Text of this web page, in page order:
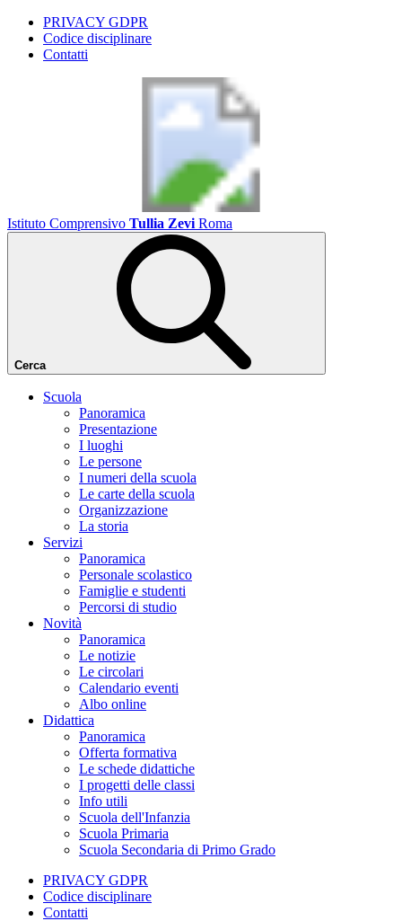
PRIVACY GDPR
Codice disciplinare
Contatti
Istituto Comprensivo Tullia Zevi Roma
Cerca
Scuola
Panoramica
Presentazione
I luoghi
Le persone
I numeri della scuola
Le carte della scuola
Organizzazione
La storia
Servizi
Panoramica
Personale scolastico
Famiglie e studenti
Percorsi di studio
Novità
Panoramica
Le notizie
Le circolari
Calendario eventi
Albo online
Didattica
Panoramica
Offerta formativa
Le schede didattiche
I progetti delle classi
Info utili
Scuola dell'Infanzia
Scuola Primaria
Scuola Secondaria di Primo Grado
PRIVACY GDPR
Codice disciplinare
Contatti